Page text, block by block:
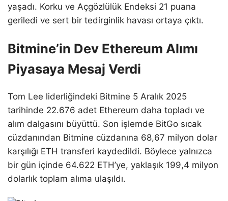
yaşadı. Korku ve Açgözlülük Endeksi 21 puana
geriledi ve sert bir tedirginlik havası ortaya çıktı.
Bitmine’in Dev Ethereum Alımı
Piyasaya Mesaj Verdi
Tom Lee liderliğindeki Bitmine 5 Aralık 2025
tarihinde 22.676 adet Ethereum daha topladı ve
alım dalgasını büyüttü. Son işlemde BitGo sıcak
cüzdanından Bitmine cüzdanına 68,67 milyon dolar
karşılığı ETH transferi kaydedildi. Böylece yalnızca
bir gün içinde 64.622 ETH’ye, yaklaşık 199,4 milyon
dolarlık toplam alıma ulaşıldı.